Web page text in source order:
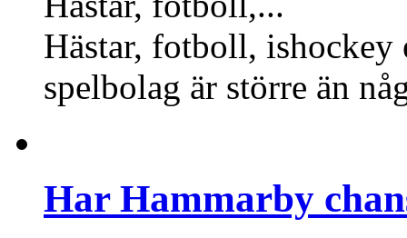
Hästar, fotboll,
spelbolag är större än
Har Hammarby